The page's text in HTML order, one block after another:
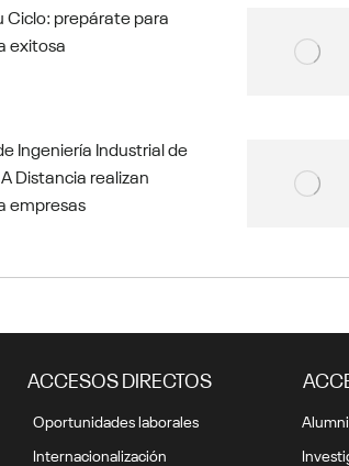
Ciclo: prepárate para
exitosa
Ingeniería Industrial de
Distancia realizan
empresas
ACCESOS DIRECTOS
Oportunidades laborales
Internacionalización
Alumni